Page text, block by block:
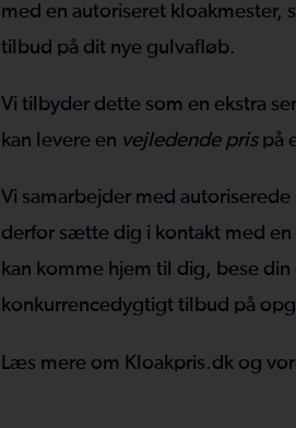
med en autoriseret kloakmester,
tilbud på dit nye gulvafløb.
Vi tilbyder dette som en ekstra
kan levere en vejledende prispå
Vi samarbejder med
derfor sætte dig i kontakt med
kan komme hjem til dig, bese
konkurrencedygtigt tilbud på
Læs mere om Kloakpris.dk og